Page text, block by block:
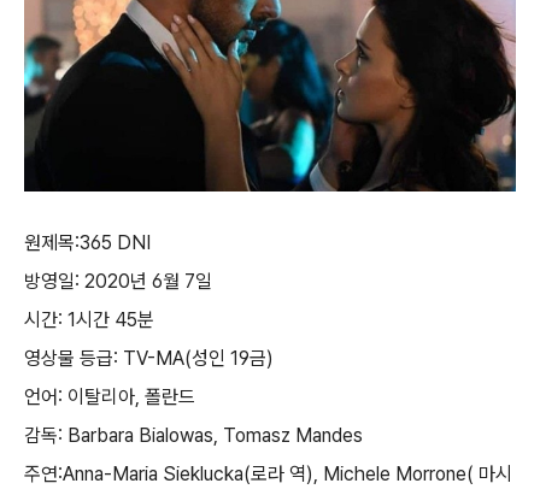
원제목:365 DNI
방영일: 2020년 6월 7일
시간: 1시간 45분
영상물 등급: TV-MA(성인 19금)
언어: 이탈리아, 폴란드
감독: Barbara Bialowas, Tomasz Mandes
주연:Anna-Maria Sieklucka(로라 역), Michele Morrone( 마시